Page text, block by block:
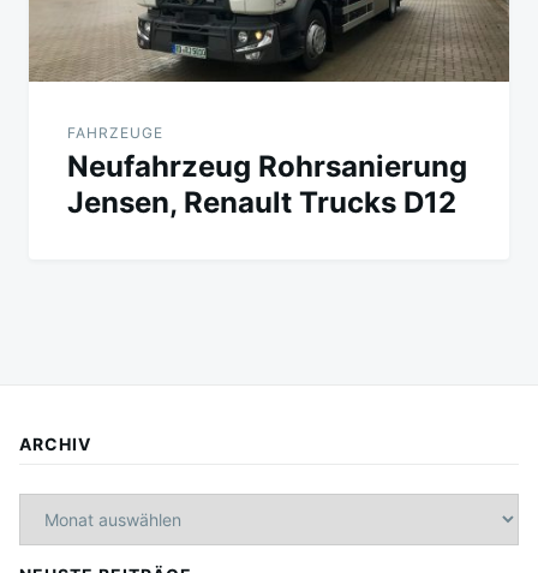
FAHRZEUGE
Neufahrzeug Rohrsanierung
Jensen, Renault Trucks D12
ARCHIV